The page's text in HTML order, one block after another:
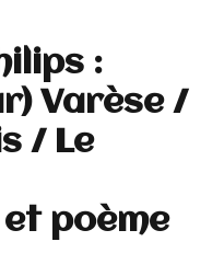
:
Varèse /
/ Le
poème